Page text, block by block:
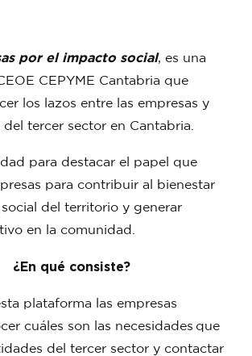
por el impacto social, es una
CEPYME Cantabria que
los lazos entre las empresas y
del tercer sector en Cantabria.
para destacar el papel que
para contribuir al bienestar
del territorio y generar
en la comunidad.
¿En qué consiste?
plataforma las empresas
cuáles son las necesidades que
del tercer sector y contactar